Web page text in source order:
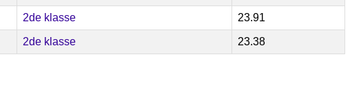
2de klasse 23.91
2de klasse 23.38